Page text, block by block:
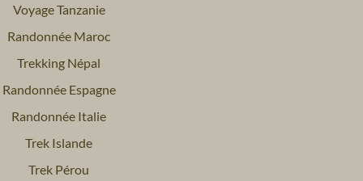
Voyage Tanzanie
Randonnée Maroc
Trekking Népal
Randonnée Espagne
Randonnée Italie
Trek Islande
Trek Pérou